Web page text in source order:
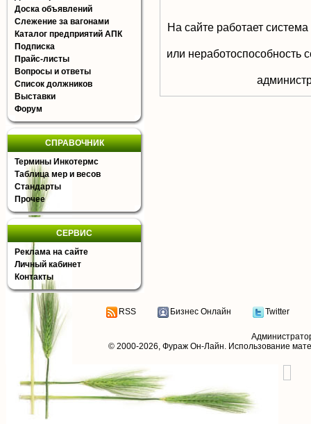
Доска объявлений
Слежение за вагонами
Каталог предприятий АПК
Подписка
Прайс-листы
Вопросы и ответы
Список должников
Выставки
Форум
СПРАВОЧНИК
Термины Инкотермс
Таблица мер и весов
Стандарты
Прочее
СЕРВИС
Реклама на сайте
Личный кабинет
Контакты
На сайте работает
или неработоспособность
RSS Бизнес Онлайн Twitter
© 2000-2026, Фураж Он-Лайн. Использование